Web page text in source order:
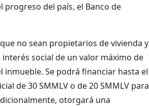
del país, el Banco de
no sean propietarios de vivienda y
social de un valor máximo de
inmueble. Se podrá financiar hasta el
de 30 SMMLV o de 20 SMMLV para
otorgará una